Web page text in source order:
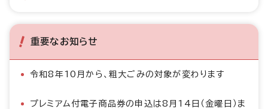
重要なお知らせ
令和8年10月から、粗大ごみの対象が変わります
プレミアム付電子商品券の申込は8月14日（金曜日）ま